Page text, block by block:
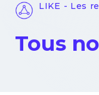
LIKE - Les
Tous